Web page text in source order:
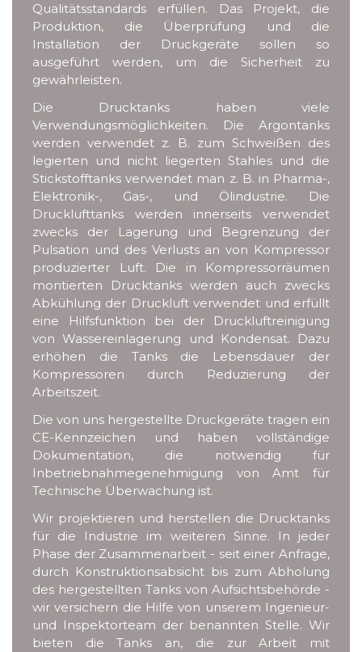
Qualitätsstandards erfüllen. Das Projekt, die
Produktion, die Überprüfung und die
Installation der Druckgeräte sollen so
ausgeführt werden, um die Sicherheit zu
gewährleisten.
Die Drucktanks haben viele
Verwendungsmöglichkeiten. Die Argontanks
werden verwendet z. B. zum Schweißen des
legierten und nicht liegerten Stahles und die
Stickstofftanks verwendet man z. B. in Pharma-,
Elektronik-, Gas-, und Ölindustrie. Die
Drucklufttanks werden innerseits verwendet
zwecks der Lagerung und Begrenzung der
Pulsation und des Verlusts an von Kompressor
produzierter Luft. Die in Kompressorräumen
montierten Drucktanks werden auch zwecks
Abkühlung der Druckluft verwendet und erfüllt
eine Hilfsfunktion bei der Druckluftreinigung
von Wassereinlagerung und Kondensat. Dazu
erhöhen die Tanks die Lebensdauer der
Kompressoren durch Reduzierung der
Arbeitszeit.
Die von uns hergestellte Druckgeräte tragen ein
CE-Kennzeichen und haben vollständige
Dokumentation, die notwendig für
Inbetriebnahmegenehmigung von Amt für
Technische Überwachung ist.
Wir projektieren und herstellen die Drucktanks
für die Industrie im weiteren Sinne. In jeder
Phase der Zusammenarbeit - seit einer Anfrage,
durch Konstruktionsabsicht bis zum Abholung
des hergestellten Tanks von Aufsichtsbehörde -
wir versichern die Hilfe von unserem Ingenieur-
und Inspektorteam der benannten Stelle. Wir
bieten die Tanks an, die zur Arbeit mit